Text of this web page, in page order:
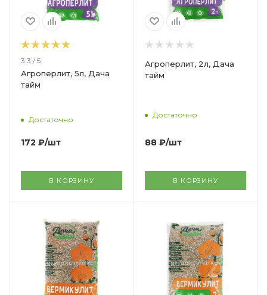
3.3 / 5
Агроперлит, 5л, Дача
тайм
Достаточно
172 ₽/шт
В КОРЗИНУ
Агроперлит, 2л, Дача
тайм
Достаточно
88 ₽/шт
В КОРЗИНУ